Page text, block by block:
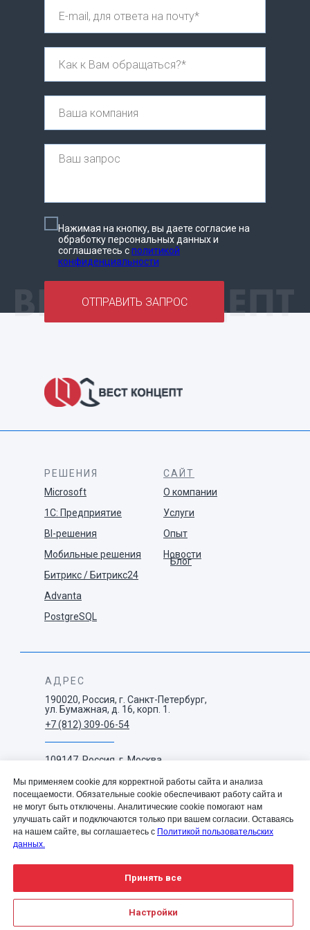
Нажимая на кнопку, вы даете согласие на
обработку персональных данных и
соглашаетесь cполитикой
конфиденциальности
ОТПРАВИТЬ ЗАПРОС
РЕШЕНИЯ
Microsoft
1С: Предприятие
BI-решения
Мобильные решения
Битрикс / Битрикс24
Advanta
PostgreSQL
САЙТ
О компании
Услуги
Опыт
Новости
Блог
АДРЕС
190020, Россия, г. Санкт-Петербург,
ул. Бумажная, д. 16, корп. 1.
+7 (812) 309-06-54
109147, Россия, г. Москва,
корп. 1.
+7 (495) 663-73-38
info@westconcept.ru
© 2004—2025 Вест Концепт |Политика обработки и
защиты персональных данных
Мы применяем cookie для корректной работы сайта и анализа
посещаемости. Обязательные cookie обеспечивают работу сайта и
не могут быть отключены. Аналитические cookie помогают нам
улучшать сайт и подключаются только при вашем согласии. Оставаясь
на нашем сайте, вы соглашаетесь с Политикой пользовательских
данных.
Принять все
Настройки